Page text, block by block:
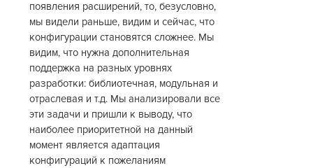
появления расширений, то, безусловно,
мы видели раньше, видим и сейчас, что
конфигурации становятся сложнее. Мы
видим, что нужна дополнительная
поддержка на разных уровнях
разработки: библиотечная, модульная и
отраслевая и т.д. Мы анализировали все
эти задачи и пришли к выводу, что
наиболее приоритетной на данный
момент является адаптация
конфигураций к пожеланиям